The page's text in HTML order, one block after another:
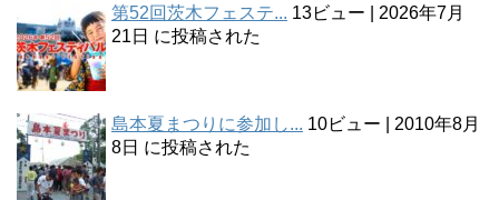
第52回茨木フェステ... 13ビュー
2026年7月
21日 に投稿された
島本夏まつりに参加し... 10ビュー
2010年8月
8日 に投稿された